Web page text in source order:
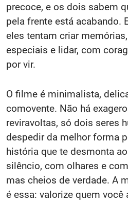
precoce, e os dois sabem
pela frente está acabando.
eles tentam criar
especiais e lidar, com
por vir.
O filme é minimalista,
comovente. Não há
reviravoltas, só dois seres
despedir da melhor forma
história que te desmonta
silêncio, com olhares e
mas cheios de verdade. A
é essa: valorize quem você